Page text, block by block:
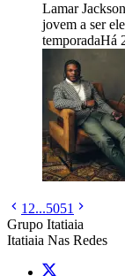
Lamar
jovem a ser
temporadaHá
1 2...5051
Grupo Itatiaia
Itatiaia Nas Redes